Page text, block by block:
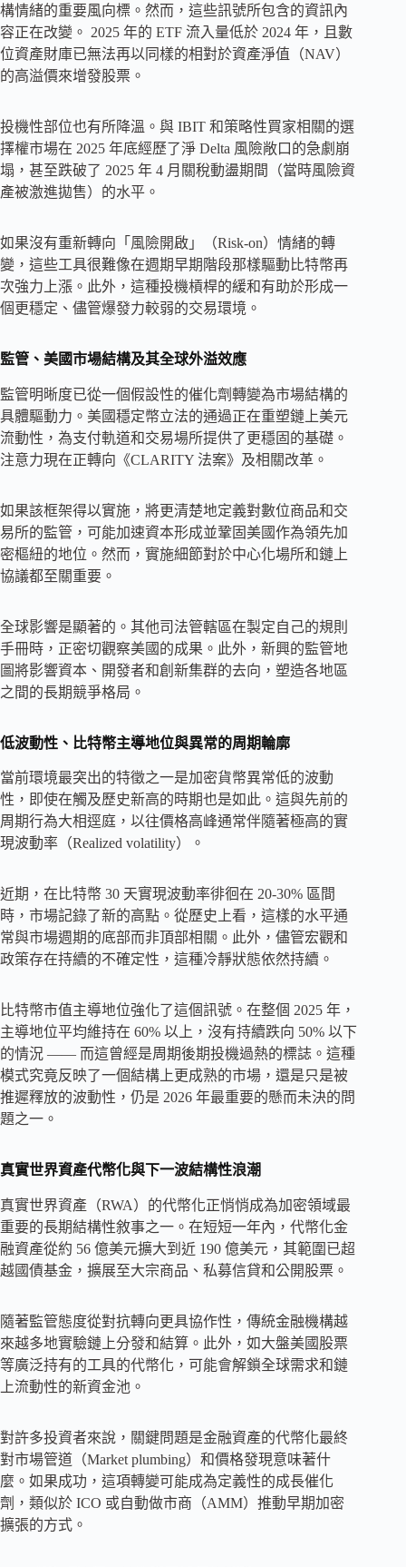
構情緒的重要風向標。然而，這些訊號所包含的資訊內
容正在改變。 2025 年的 ETF 流入量低於 2024 年，且數
位資產財庫已無法再以同樣的相對於資產淨值（NAV）
的高溢價來增發股票。
投機性部位也有所降溫。與 IBIT 和策略性買家相關的選
擇權市場在 2025 年底經歷了淨 Delta 風險敞口的急劇崩
塌，甚至跌破了 2025 年 4 月關稅動盪期間（當時風險資
產被激進拋售）的水平。
如果沒有重新轉向「風險開啟」（Risk-on）情緒的轉
變，這些工具很難像在週期早期階段那樣驅動比特幣再
次強力上漲。此外，這種投機槓桿的緩和有助於形成一
個更穩定、儘管爆發力較弱的交易環境。
監管、美國市場結構及其全球外溢效應
監管明晰度已從一個假設性的催化劑轉變為市場結構的
具體驅動力。美國穩定幣立法的通過正在重塑鏈上美元
流動性，為支付軌道和交易場所提供了更穩固的基礎。
注意力現在正轉向《CLARITY 法案》及相關改革。
如果該框架得以實施，將更清楚地定義對數位商品和交
易所的監管，可能加速資本形成並鞏固美國作為領先加
密樞紐的地位。然而，實施細節對於中心化場所和鏈上
協議都至關重要。
全球影響是顯著的。其他司法管轄區在製定自己的規則
手冊時，正密切觀察美國的成果。此外，新興的監管地
圖將影響資本、開發者和創新集群的去向，塑造各地區
之間的長期競爭格局。
低波動性、比特幣主導地位與異常的周期輪廓
當前環境最突出的特徵之一是加密貨幣異常低的波動
性，即使在觸及歷史新高的時期也是如此。這與先前的
周期行為大相逕庭，以往價格高峰通常伴隨著極高的實
現波動率（Realized volatility）。
近期，在比特幣 30 天實現波動率徘徊在 20-30% 區間
時，市場記錄了新的高點。從歷史上看，這樣的水平通
常與市場週期的底部而非頂部相關。此外，儘管宏觀和
政策存在持續的不確定性，這種冷靜狀態依然持續。
比特幣市值主導地位強化了這個訊號。在整個 2025 年，
主導地位平均維持在 60% 以上，沒有持續跌向 50% 以下
的情​​況 —— 而這曾經是周期後期投機過熱的標誌。這種
模式究竟反映了一個結構上更成熟的市場，還是只是被
推遲釋放的波動性，仍是 2026 年最重要的懸而未決的問
題之一。
真實世界資產代幣化與下一波結構性浪潮
真實世界資產（RWA）的代幣化正悄悄成為加密領域最
重要的長期結構性敘事之一。在短短一年內，代幣化金
融資產從約 56 億美元擴大到近 190 億美元，其範圍已超
越國債基金，擴展至大宗商品、私募信貸和公開股票。
隨著監管態度從對抗轉向更具協作性，傳統金融機構越
來越多地實驗鏈上分發和結算。此外，如大盤美國股票
等廣泛持有的工具的代幣化，可能會解鎖全球需求和鏈
上流動性的新資金池。
對許多投資者來說，關鍵問題是金融資產的代幣化最終
對市場管道（Market plumbing）和價格發現意味著什
麼。如果成功，這項轉變可能成為定義性的成長催化
劑，類似於 ICO 或自動做市商（AMM）推動早期加密
擴張的方式。